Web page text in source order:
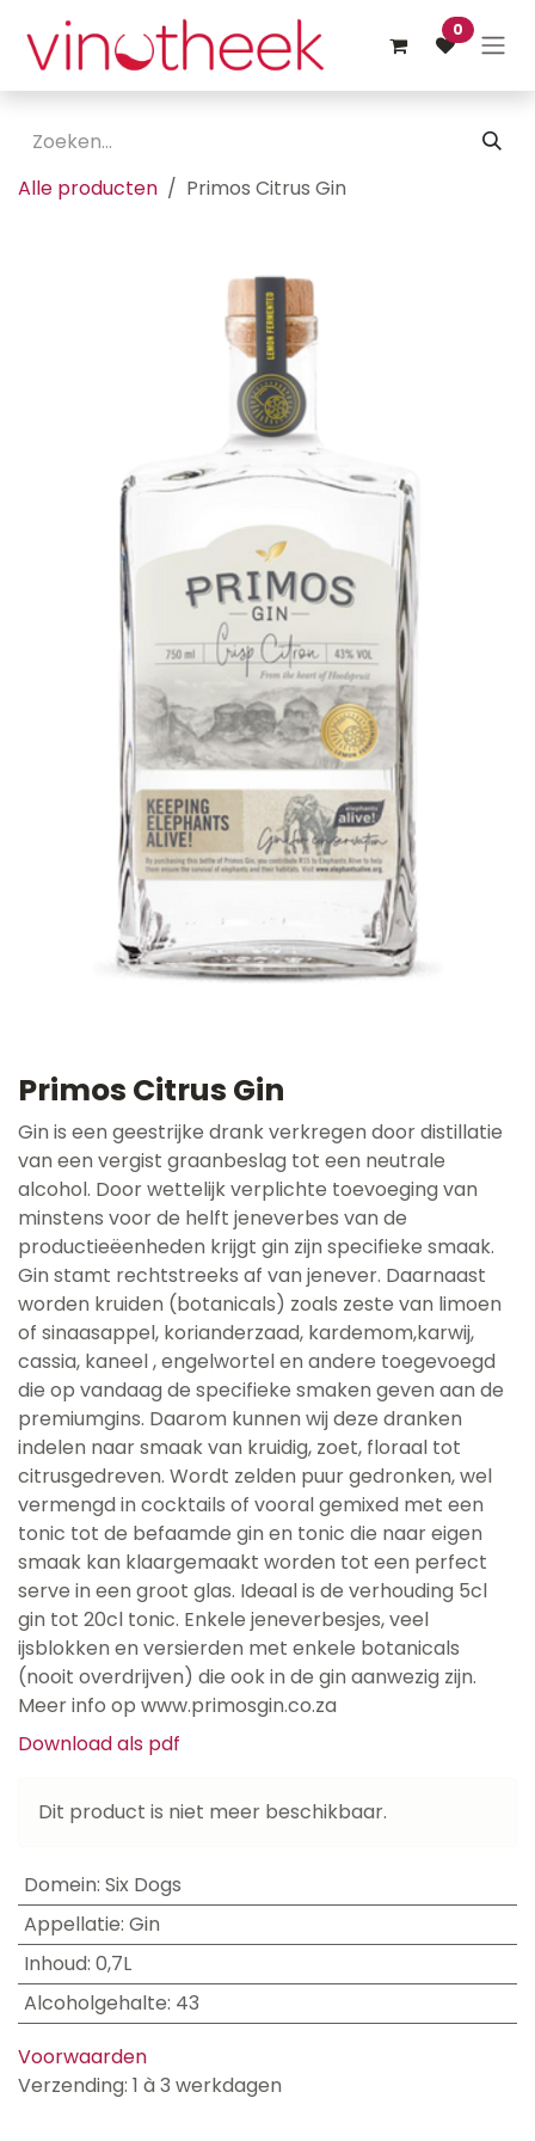
Overslaan naar inhoud
0
Alle producten Primos Citrus Gin
Primos Citrus Gin
Gin is een geestrijke drank verkregen door distillatie
van een vergist graanbeslag tot een neutrale
alcohol. Door wettelijk verplichte toevoeging van
minstens voor de helft jeneverbes van de
productieëenheden krijgt gin zijn specifieke smaak.
Gin stamt rechtstreeks af van jenever. Daarnaast
worden kruiden (botanicals) zoals zeste van limoen
of sinaasappel, korianderzaad, kardemom,karwij,
cassia, kaneel , engelwortel en andere toegevoegd
die op vandaag de specifieke smaken geven aan de
premiumgins. Daarom kunnen wij deze dranken
indelen naar smaak van kruidig, zoet, floraal tot
citrusgedreven. Wordt zelden puur gedronken, wel
vermengd in cocktails of vooral gemixed met een
tonic tot de befaamde gin en tonic die naar eigen
smaak kan klaargemaakt worden tot een perfect
serve in een groot glas. Ideaal is de verhouding 5cl
gin tot 20cl tonic. Enkele jeneverbesjes, veel
ijsblokken en versierden met enkele botanicals
(nooit overdrijven) die ook in de gin aanwezig zijn.
Meer info op www.primosgin.co.za
Download als pdf
Dit product is niet meer beschikbaar.
Domein: Six Dogs
Appellatie: Gin
Inhoud: 0,7L
Alcoholgehalte: 43
Voorwaarden
Verzending: 1 à 3 werkdagen